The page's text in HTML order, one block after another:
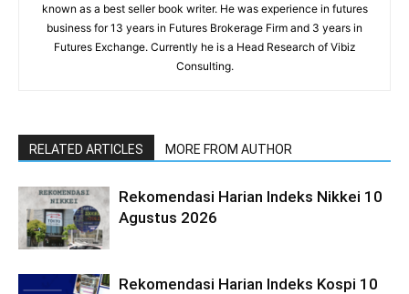
known as a best seller book writer. He was experience in futures
business for 13 years in Futures Brokerage Firm and 3 years in
Futures Exchange. Currently he is a Head Research of Vibiz
Consulting.
RELATED ARTICLES MORE FROM AUTHOR
Rekomendasi Harian Indeks Nikkei 10
Agustus 2026
Rekomendasi Harian Indeks Kospi 10